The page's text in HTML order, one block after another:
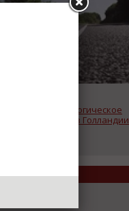
Уникальное экологическое
покрытие дорог в Голландии